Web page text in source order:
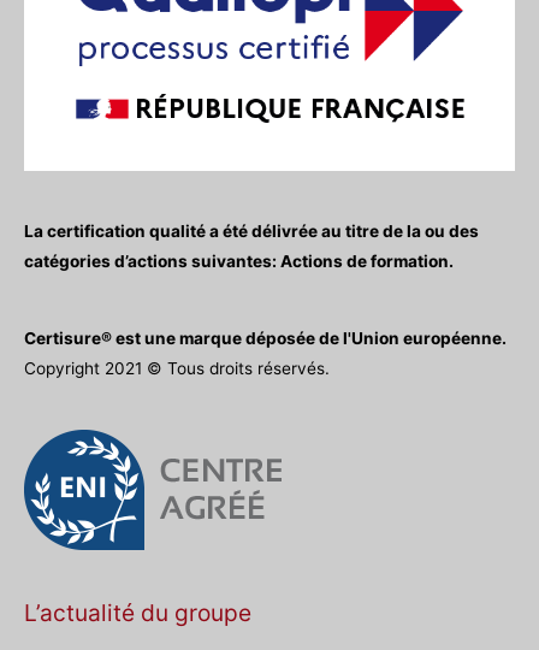
La certification qualité a été délivrée au titre de la ou des
catégories d’actions suivantes: Actions de formation.
Certisure® est une marque déposée de l'Union européenne.
Copyright 2021 © Tous droits réservés.
L’actualité du groupe